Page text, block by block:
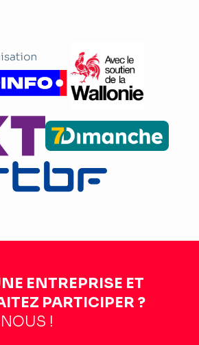
ENTREPRISE ET
PARTICIPER ?
!